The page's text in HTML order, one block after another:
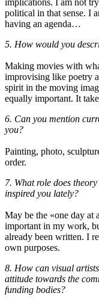
political in that sense. I
having an agenda…
5. How would you
Making movies with
improvising like poetry
spirit in the moving
equally important. It
6. Can you mention
you?
Painting, photo,
order.
7. What role does
inspired you lately?
May be the «one day at
important in my work,
already been written. I
own purposes.
8. How can visual
attitude towards the
funding bodies?